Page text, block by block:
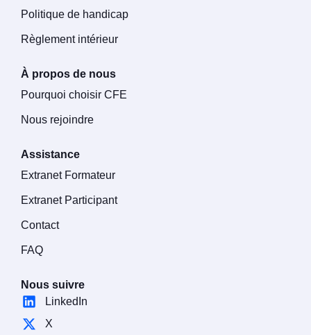
Politique de handicap
Règlement intérieur
À propos de nous
Pourquoi choisir CFE
Nous rejoindre
Assistance
Extranet Formateur
Extranet Participant
Contact
FAQ
Nous suivre
LinkedIn
X